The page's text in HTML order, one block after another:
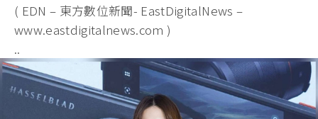
( EDN – 東方數位新聞- EastDigitalNews –
www.eastdigitalnews.com )
..